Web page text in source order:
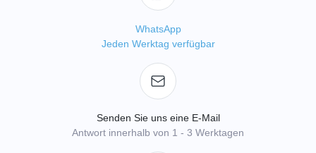
WhatsApp
Jeden Werktag verfügbar
Senden Sie uns eine E-Mail
Antwort innerhalb von 1 - 3 Werktagen